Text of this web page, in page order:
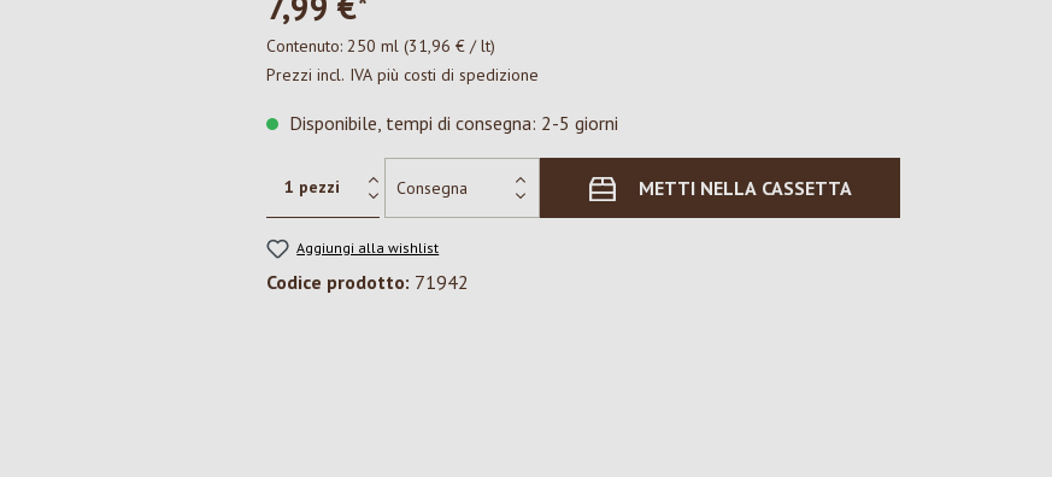
Contenuto: 250 ml (31,96 € / lt)
Prezzi incl. IVA più costi di spedizione
Disponibile, tempi di consegna: 2-5 giorni
METTI NELLA CASSETTA
Aggiungi alla wishlist
Codice prodotto: 71942